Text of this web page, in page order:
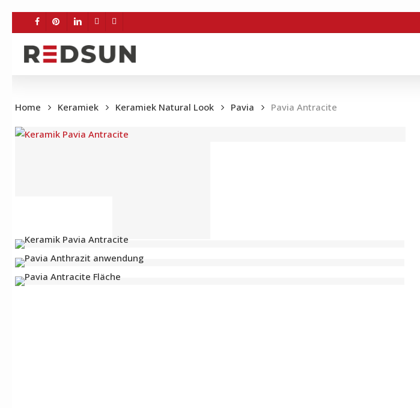
main
content
FACEBOOKPINTEREST
LINKEDINYOUTUBEINSTAGRAM
Home Keramiek Keramiek Natural Look Pavia Pavia Antracite